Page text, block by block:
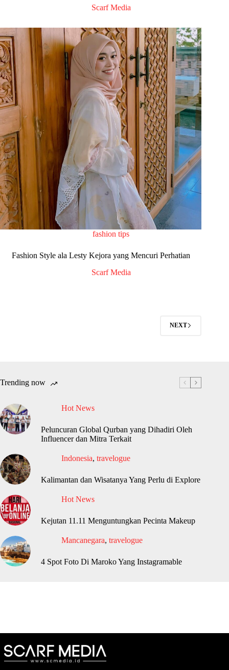
Scarf Media
fashion tips
Fashion Style ala Lesty Kejora yang Mencuri Perhatian
Scarf Media
NEXT
Trending now
Hot News
Peluncuran Global Qurban yang Dihadiri Oleh
Influencer dan Mitra Terkait
Indonesia, travelogue
Kalimantan dan Wisatanya Yang Perlu di Explore
Hot News
Kejutan 11.11 Menguntungkan Pecinta Makeup
Mancanegara, travelogue
4 Spot Foto Di Maroko Yang Instagramable